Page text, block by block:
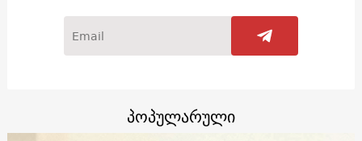
პოპულარული